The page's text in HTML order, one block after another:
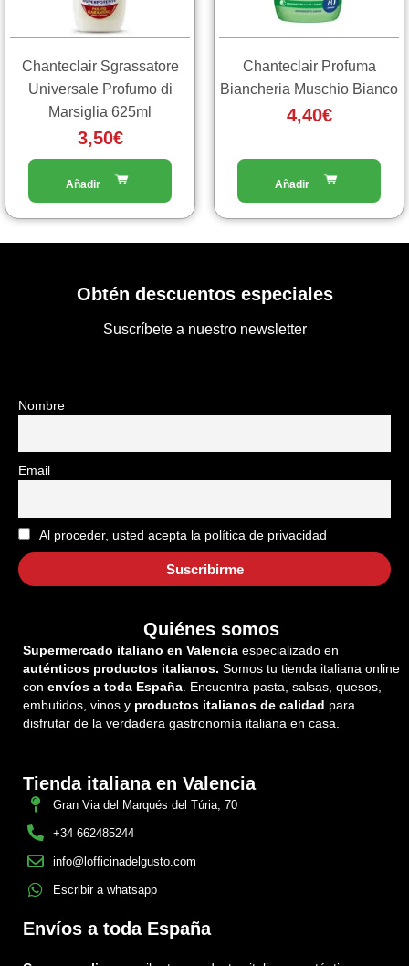
Chanteclair Sgrassatore
Universale Profumo di
Marsiglia 625ml
3,50€
Chanteclair Profuma
Biancheria Muschio Bianco
4,40€
Obtén descuentos especiales
Suscríbete a nuestro newsletter
Nombre
Email
Al proceder, usted acepta la política de privacidad
Quiénes somos
Supermercado italiano en Valencia especializado en
auténticos productos italianos. Somos tu tienda italiana online
con envíos a toda España . Encuentra pasta, salsas, quesos,
embutidos, vinos y productos italianos de calidad para
disfrutar de la verdadera gastronomía italiana en casa.
Tienda italiana en Valencia
Gran Via del Marqués del Túria, 70
+34 662485244
info@lofficinadelgusto.com
Escribir a whatsapp
Envíos a toda España